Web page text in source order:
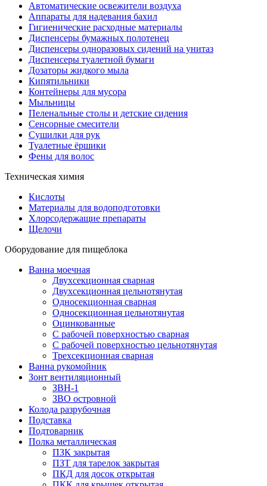
Автоматические освежители воздуха
Аппараты для надевания бахил
Гигиенические расходные материалы
Диспенсеры бумажных полотенец
Диспенсеры одноразовых сидений на унитаз
Диспенсеры туалетной бумаги
Дозаторы жидкого мыла
Кипятильники
Контейнеры для мусора
Мыльницы
Пеленальные столы и детские сидения
Сенсорные смесители
Сушилки для рук
Туалетные ёршики
Фены для волос
Техническая химия
Кислоты
Материалы для водоподготовки
Хлорсодержащие препараты
Щелочи
Оборудование для пищеблока
Ванна моечная
Двухсекционная сварная
Двухсекционная цельнотянутая
Односекционная сварная
Односекционная цельнотянутая
Оцинкованные
С рабочей поверхностью сварная
С рабочей поверхностью цельнотянутая
Трехсекционная сварная
Ванна рукомойник
Зонт вентиляционный
ЗВН-1
ЗВО островной
Колода разрубочная
Подставка
Подтоварник
Полка металлическая
ПЗК закрытая
ПЗТ для тарелок закрытая
ПКД для досок открытая